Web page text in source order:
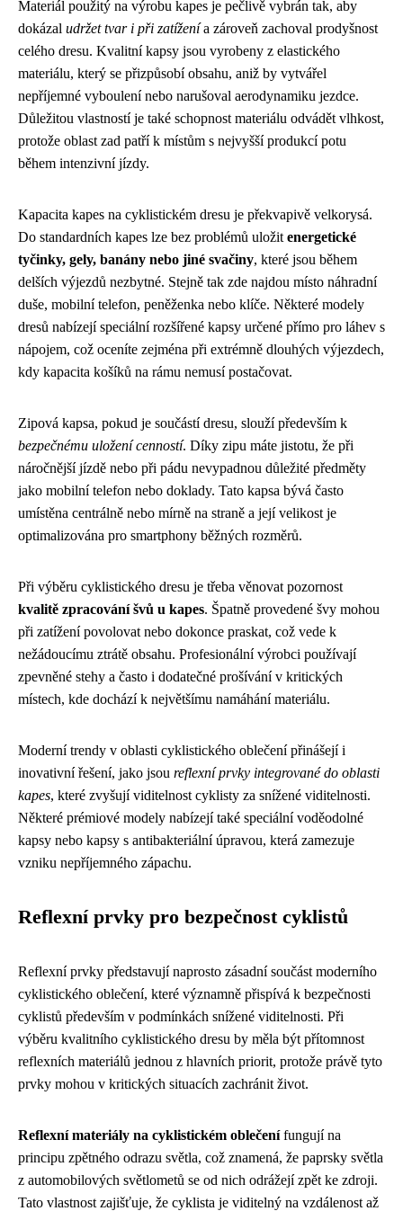
Materiál použitý na výrobu kapes je pečlivě vybrán tak, aby
dokázal udržet tvar i při zatíženía zároveň zachoval prodyšnost
celého dresu. Kvalitní kapsy jsou vyrobeny z elastického
materiálu, který se přizpůsobí obsahu, aniž by vytvářel
nepříjemné vyboulení nebo narušoval aerodynamiku jezdce.
Důležitou vlastností je také schopnost materiálu odvádět vlhkost,
protože oblast zad patří k místům s nejvyšší produkcí potu
během intenzivní jízdy.
Kapacita kapes na cyklistickém dresu je překvapivě velkorysá.
Do standardních kapes lze bez problémů uložit energetické
tyčinky, gely, banány nebo jiné svačiny, které jsou během
delších výjezdů nezbytné. Stejně tak zde najdou místo náhradní
duše, mobilní telefon, peněženka nebo klíče. Některé modely
dresů nabízejí speciální rozšířené kapsy určené přímo pro láhev s
nápojem, což oceníte zejména při extrémně dlouhých výjezdech,
kdy kapacita košíků na rámu nemusí postačovat.
Zipová kapsa, pokud je součástí dresu, slouží především k
bezpečnému uložení cenností. Díky zipu máte jistotu, že při
náročnější jízdě nebo při pádu nevypadnou důležité předměty
jako mobilní telefon nebo doklady. Tato kapsa bývá často
umístěna centrálně nebo mírně na straně a její velikost je
optimalizována pro smartphony běžných rozměrů.
Při výběru cyklistického dresu je třeba věnovat pozornost
kvalitě zpracování švů u kapes. Špatně provedené švy mohou
při zatížení povolovat nebo dokonce praskat, což vede k
nežádoucímu ztrátě obsahu. Profesionální výrobci používají
zpevněné stehy a často i dodatečné prošívání v kritických
místech, kde dochází k největšímu namáhání materiálu.
Moderní trendy v oblasti cyklistického oblečení přinášejí i
inovativní řešení, jako jsou reflexní prvky integrované do oblasti
kapes, které zvyšují viditelnost cyklisty za snížené viditelnosti.
Některé prémiové modely nabízejí také speciální voděodolné
kapsy nebo kapsy s antibakteriální úpravou, která zamezuje
vzniku nepříjemného zápachu.
Reflexní prvky pro bezpečnost cyklistů
Reflexní prvky představují naprosto zásadní součást moderního
cyklistického oblečení, které významně přispívá k bezpečnosti
cyklistů především v podmínkách snížené viditelnosti. Při
výběru kvalitního cyklistického dresu by měla být přítomnost
reflexních materiálů jednou z hlavních priorit, protože právě tyto
prvky mohou v kritických situacích zachránit život.
Reflexní materiály na cyklistickém oblečenífungují na
principu zpětného odrazu světla, což znamená, že paprsky světla
z automobilových světlometů se od nich odrážejí zpět ke zdroji.
Tato vlastnost zajišťuje, že cyklista je viditelný na vzdálenost až